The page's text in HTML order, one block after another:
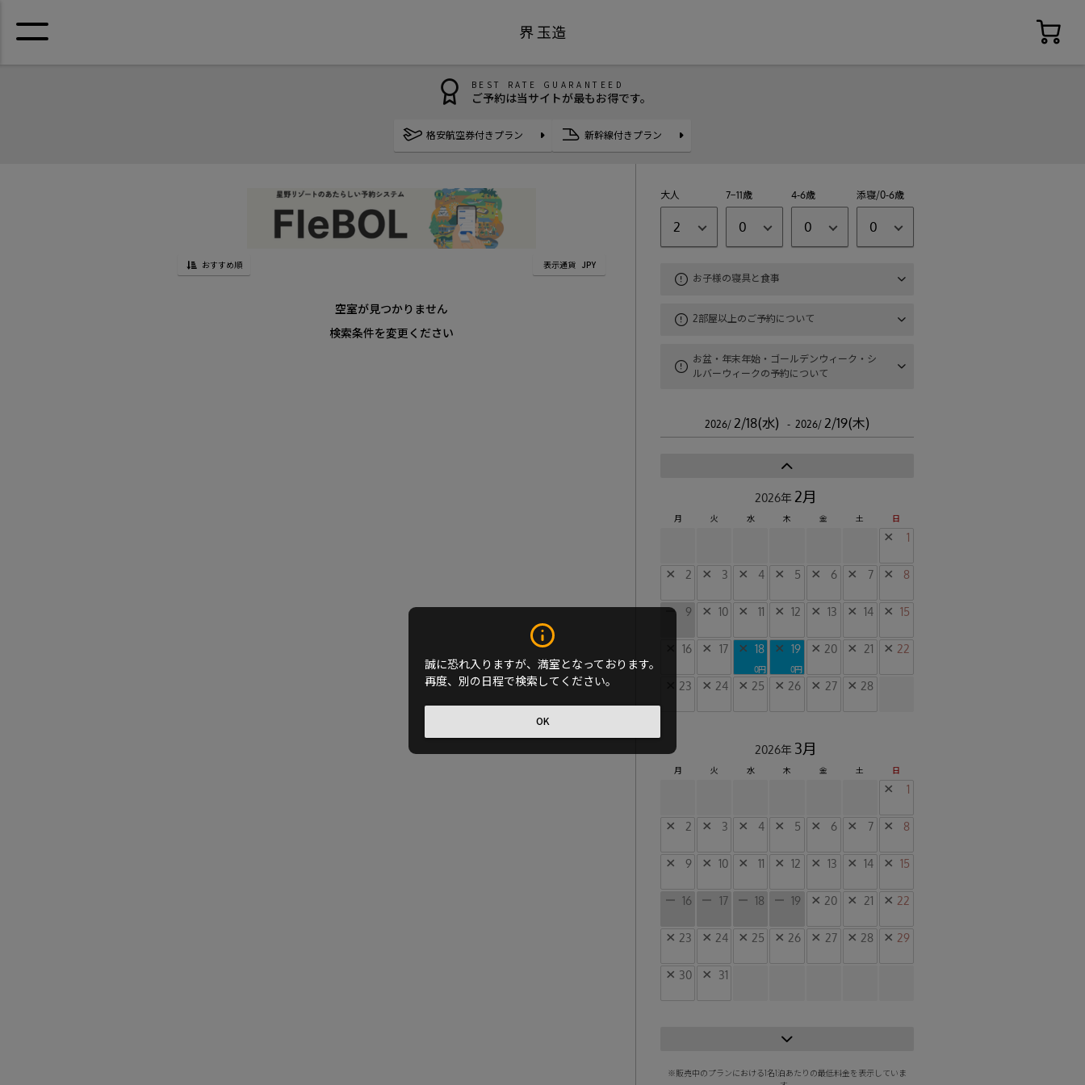
誠に恐れ入りますが、満室となっております。
再度、別の日程で検索してください。
OK
界 玉造
BEST RATE GUARANTEED
ご予約は当サイトが最もお得です。
格安航空券付きプラン 新幹線付きプラン
おすすめ順 表示通貨 JPY
空室が見つかりません
検索条件を変更ください
大人
2
7−11歳
0
4-6歳
0
添寝/0-6歳
0
お子様の寝具と食事
2部屋以上のご予約について
お盆・年末年始・ゴールデンウィーク・シ
ルバーウィークの予約について
2026/ 2/18(水) - 2026/ 2/19(木)
2026年 2月
月 火 水 木 金 土 日
× 1
× 2 × 3 × 4 × 5 × 6 × 7 × 8
ー 9 × 10 × 11 × 12 × 13 × 14 × 15
16 × 17 × 18
0円
× 19
0円
× 20 × 21 × 22
23 × 24 × 25 × 26 × 27 × 28
2026年 3月
月 火 水 木 金 土 日
× 1
× 2 × 3 × 4 × 5 × 6 × 7 × 8
× 9 × 10 × 11 × 12 × 13 × 14 × 15
ー 16 ー 17 ー 18 ー 19 × 20 × 21 × 22
× 23 × 24 × 25 × 26 × 27 × 28 × 29
× 30 × 31
※販売中のプランにおける1名1泊あたりの最低料金を表示していま